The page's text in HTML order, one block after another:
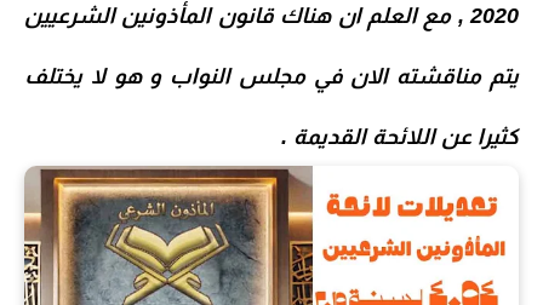
2020 , مع العلم ان هناك قانون المأذونين الشرعيين
يتم مناقشته الان في مجلس النواب و هو لا يختلف
كثيرا عن اللائحة القديمة .